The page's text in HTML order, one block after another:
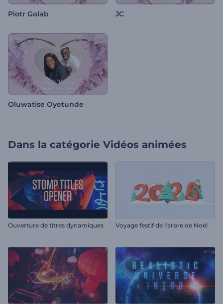
Piotr Golab JC
Oluwatise Oyetunde
Dans la catégorie Vidéos animées
Ouverture de titres dynamiques Voyage festif de l'arbre de Noël